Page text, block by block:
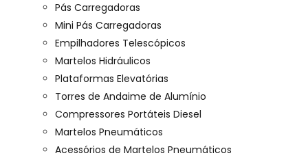
Pás Carregadoras
Mini Pás Carregadoras
Empilhadores Telescópicos
Martelos Hidráulicos
Plataformas Elevatórias
Torres de Andaime de Alumínio
Compressores Portáteis Diesel
Martelos Pneumáticos
Acessórios de Martelos Pneumáticos